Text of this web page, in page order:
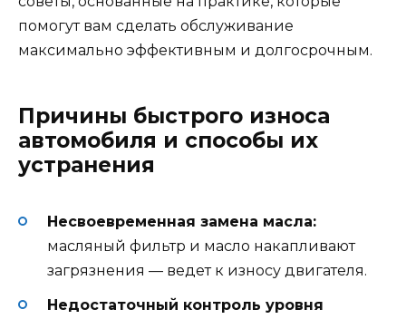
помогут вам сделать обслуживание
максимально эффективным и долгосрочным.
Причины быстрого износа
автомобиля и способы их
устранения
Несвоевременная замена масла:
масляный фильтр и масло накапливают
загрязнения — ведет к износу двигателя.
Недостаточный контроль уровня